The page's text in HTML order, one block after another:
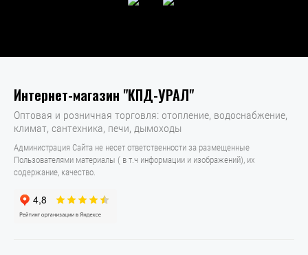
Интернет-магазин "КПД-УРАЛ"
Оптовая и розничная торговля: отопление, водоснабжение,
климат, сантехника, печи, дымоходы
Администрация Сайта не несет ответственности за размещенные
Пользователями материалы ( в т.ч информации и изображений), их
содержание, качество.